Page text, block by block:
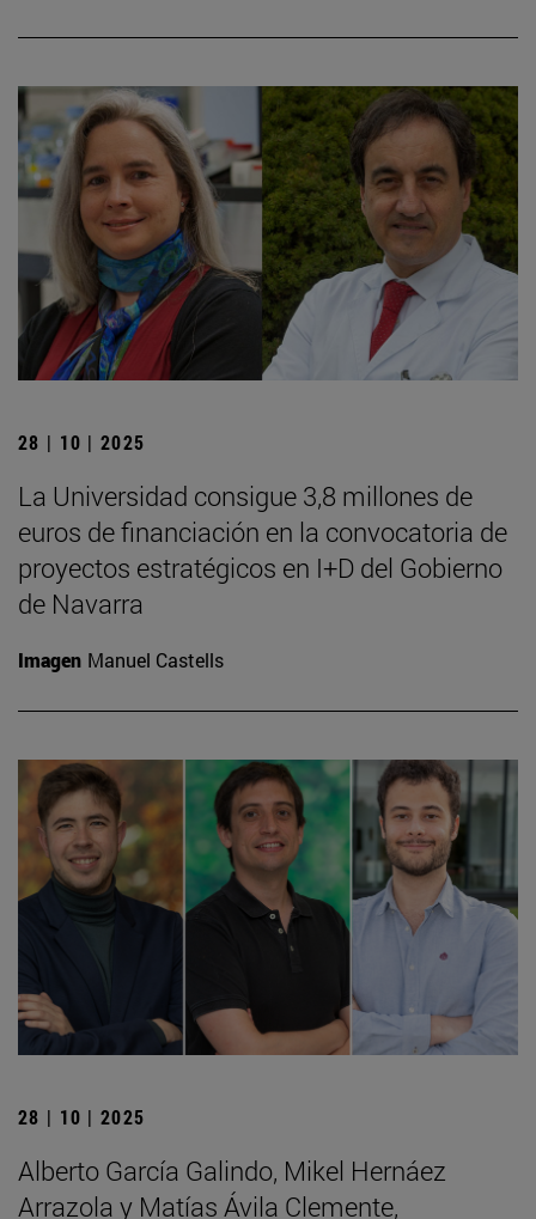
28 | 10 | 2025
La Universidad consigue 3,8 millones de
euros de financiación en la convocatoria de
proyectos estratégicos en I+D del Gobierno
de Navarra
Imagen Manuel Castells
28 | 10 | 2025
Alberto García Galindo, Mikel Hernáez
Arrazola y Matías Ávila Clemente,